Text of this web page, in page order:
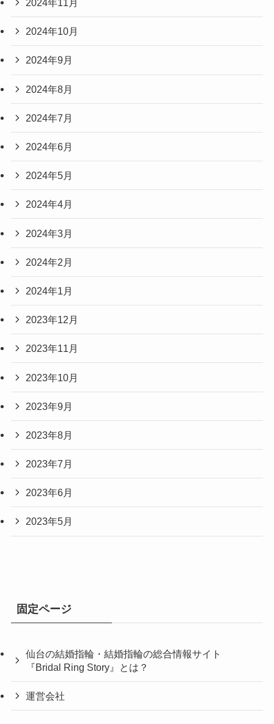
2024年11月
2024年10月
2024年9月
2024年8月
2024年7月
2024年6月
2024年5月
2024年4月
2024年3月
2024年2月
2024年1月
2023年12月
2023年11月
2023年10月
2023年9月
2023年8月
2023年7月
2023年6月
2023年5月
固定ページ
仙台の結婚指輪・結婚指輪の総合情報サイト
『Bridal Ring Story』とは？
運営会社